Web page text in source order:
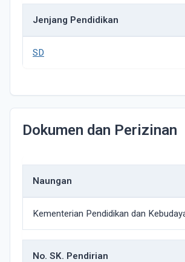
Jenjang Pendidikan
SD
Dokumen dan Perizinan
Naungan
Kementerian Pendidikan dan
No. SK. Pendirian